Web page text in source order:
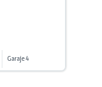
Garaje 4